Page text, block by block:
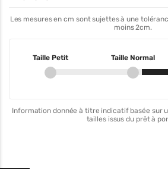
Les mesures en cm sont sujettes à une
moins 2cm.
Taille Petit Taille Normal
Information donnée à titre indicatif basée sur
tailles issus du prêt à